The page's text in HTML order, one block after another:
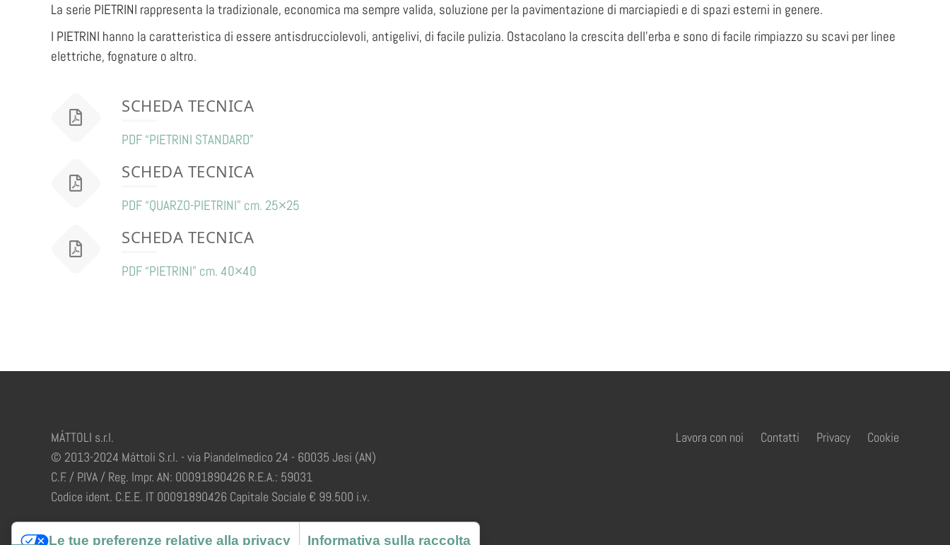
La serie PIETRINI rappresenta la tradizionale, economica ma sempre valida, soluzione per la pavimentazione di marciapiedi e di spazi esterni in genere.
I PIETRINI hanno la caratteristica di essere antisdrucciolevoli, antigelivi, di facile pulizia. Ostacolano la crescita dell’erba e sono di facile rimpiazzo su scavi per linee
elettriche, fognature o altro.
SCHEDA TECNICA
PDF “PIETRINI STANDARD”
SCHEDA TECNICA
PDF “QUARZO-PIETRINI” cm. 25×25
SCHEDA TECNICA
PDF “PIETRINI” cm. 40×40
MÁTTOLI s.r.l.
© 2013-2024 Máttoli S.r.l. - via Piandelmedico 24 - 60035 Jesi (AN)
C.F. / P.IVA / Reg. Impr. AN: 00091890426 R.E.A.: 59031
Codice ident. C.E.E. IT 00091890426 Capitale Sociale € 99.500 i.v.
Lavora con noi Contatti Privacy Cookie
Le tue preferenze relative alla privacy Informativa sulla raccolta